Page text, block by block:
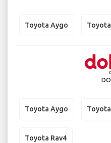
Toyota Aygo
Toyota Aygo
Toyota Rav4